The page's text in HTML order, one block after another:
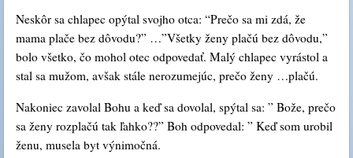
Neskôr sa chlapec opýtal svojho otca: “Prečo sa mi zdá, že
mama plače bez dôvodu?” …”Všetky ženy plačú bez dôvodu,”
bolo všetko, čo mohol otec odpovedať. Malý chlapec vyrástol a
stal sa mužom, avšak stále nerozumejúc, prečo ženy …plačú.
Nakoniec zavolal Bohu a keď sa dovolal, spýtal sa: ” Bože, prečo
sa ženy rozplačú tak ľahko??” Boh odpovedal: ” Keď som urobil
ženu, musela byt výnimočná.